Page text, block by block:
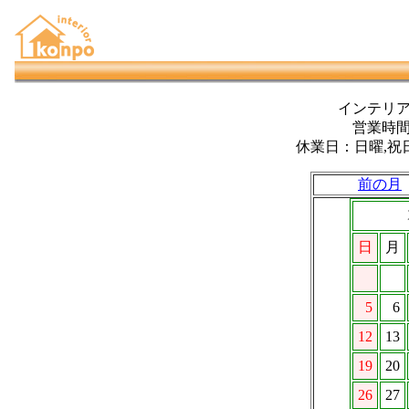
インテリ
営業時
休業日：日曜,祝
前の月
日 月
5
6
12
13
19
20
26
27